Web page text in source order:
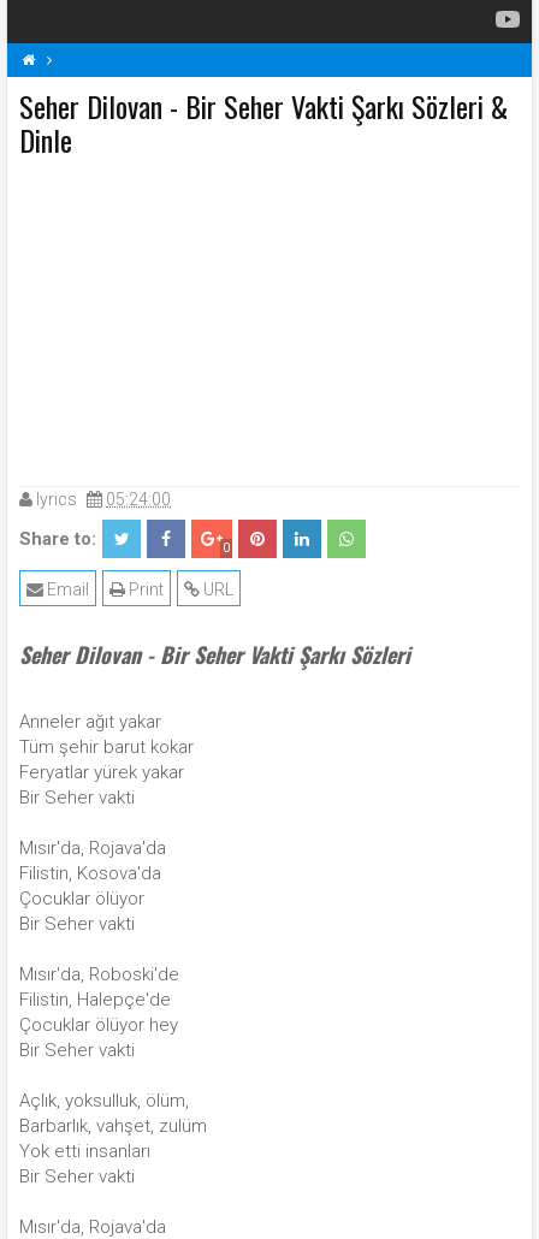
Bir Seher Vakti Şarkı Sözleri S Seher Dilovan Şarkı Sözleri Şarkı Sözleri
Seher Dilovan - Bir Seher Vakti Şarkı Sözleri &
Dinle
lyrics 05:24:00
Share to: 0
URL
Print
Email
Seher Dilovan - Bir Seher Vakti Şarkı Sözleri
Anneler ağıt yakar
Tüm şehir barut kokar
Feryatlar yürek yakar
Bir Seher vakti
Mısır'da, Rojava'da
Filistin, Kosova'da
Çocuklar ölüyor
Bir Seher vakti
Mısır'da, Roboski'de
Filistin, Halepçe'de
Çocuklar ölüyor hey
Bir Seher vakti
Açlık, yoksulluk, ölüm,
Barbarlık, vahşet, zulüm
Yok etti insanları
Bir Seher vakti
Mısır'da, Rojava'da